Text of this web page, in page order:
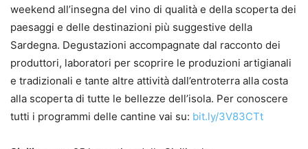
weekend all’insegna del vino di qualità e della scoperta dei
paesaggi e delle destinazioni più suggestive della
Sardegna. Degustazioni accompagnate dal racconto dei
produttori, laboratori per scoprire le produzioni artigianali
e tradizionali e tante altre attività dall’entroterra alla costa
alla scoperta di tutte le bellezze dell’isola. Per conoscere
tutti i programmi delle cantine vai su: bit.ly/3V83CTt